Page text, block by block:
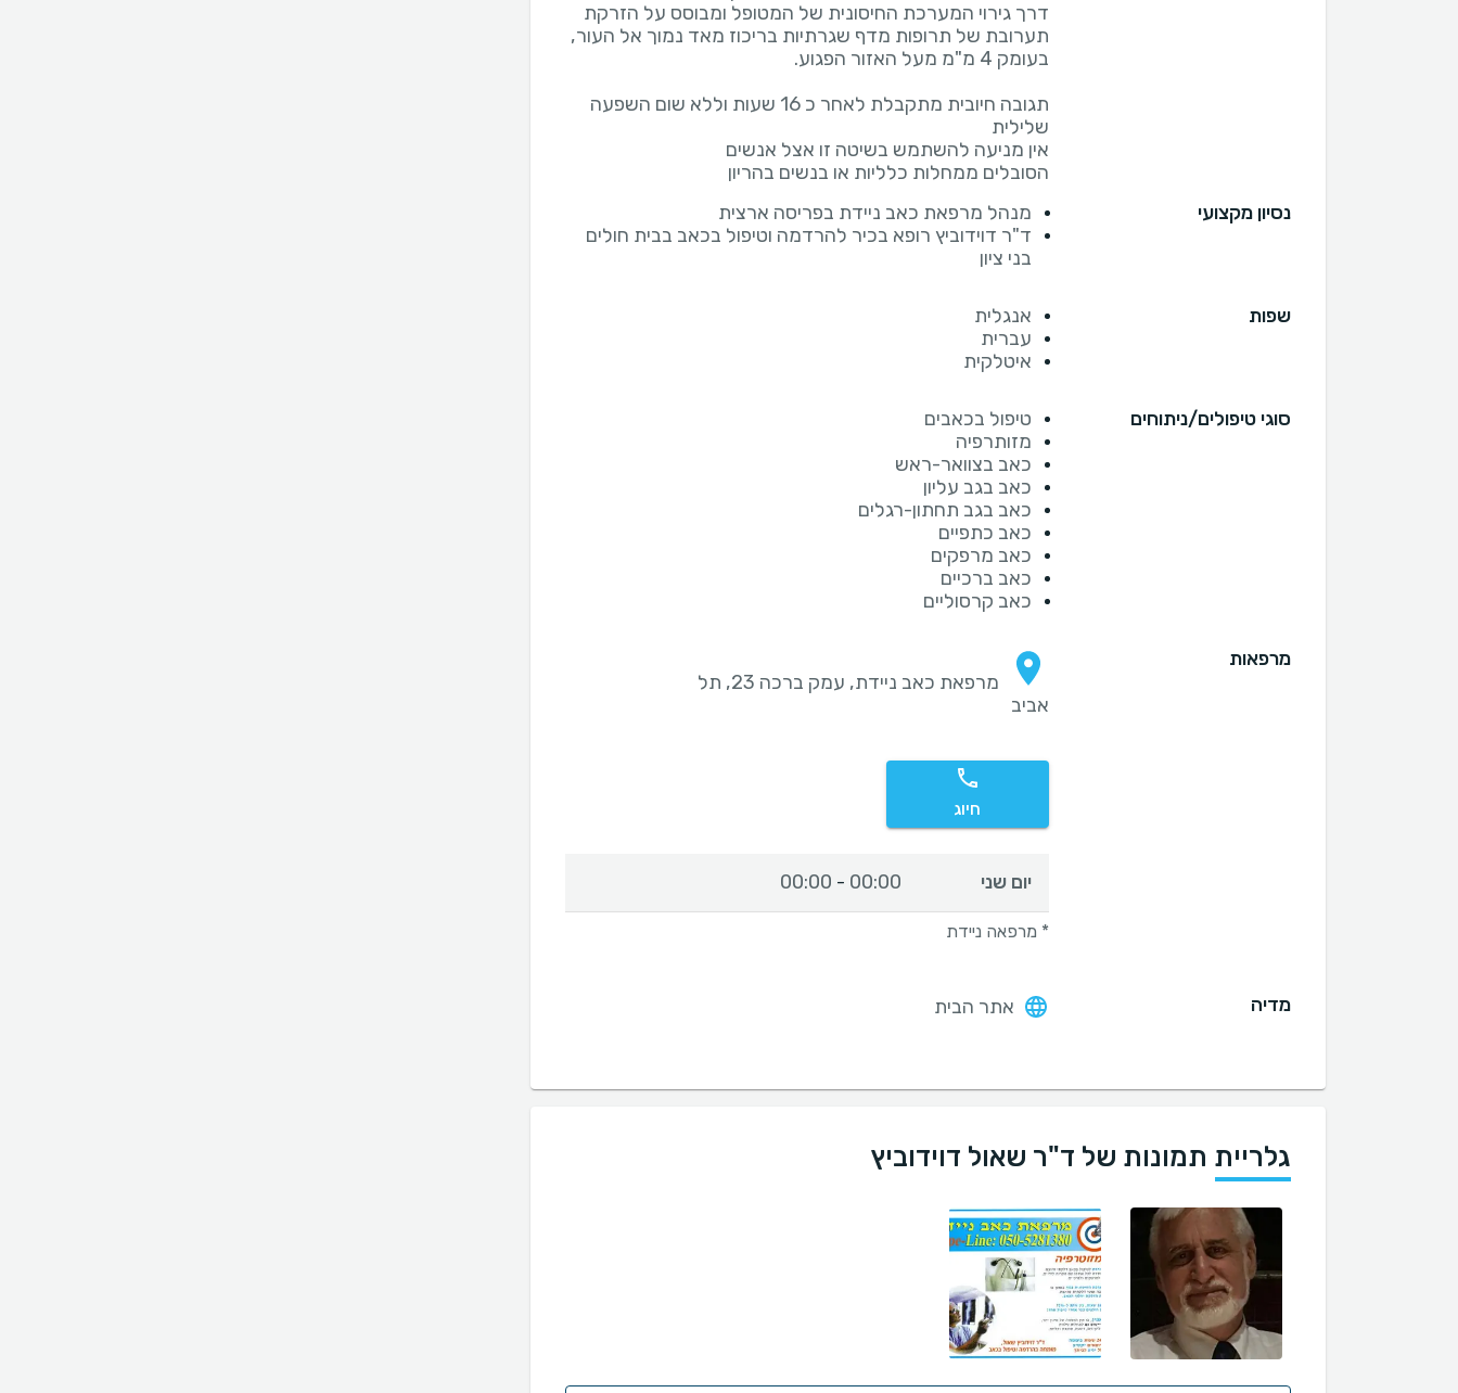
דרך גירוי המערכת החיסונית של המטופל ומבוסס על הזרקת
תערובת של תרופות מדף שגרתיות בריכוז מאד נמוך אל העור,
תגובה חיובית מתקבלת לאחר כ 16 שעות וללא שום השפעה
הסובלים ממחלות כלליות או בנשים בהריון
נסיון מקצועי
מנהל מרפאת כאב ניידת בפריסה ארצית
ד"ר דוידוביץ רופא בכיר להרדמה וטיפול בכאב בבית חולים
בני ציון
שפות
אנגלית
עברית
איטלקית
סוגי טיפולים/ניתוחים
טיפול בכאבים
מזותרפיה
כאב בצוואר-ראש
כאב בגב עליון
כאב בגב תחתון-רגלים
כאב כתפיים
כאב מרפקים
כאב ברכיים
כאב קרסוליים
מרפאות
מרפאת כאב ניידת, עמק ברכה 23, תל
אביב
חיוג
יום שני 00:00
-
00:00
* מרפאה ניידת
מדיה אתר הבית
גלריית תמונות של ד"ר שאול דוידוביץ